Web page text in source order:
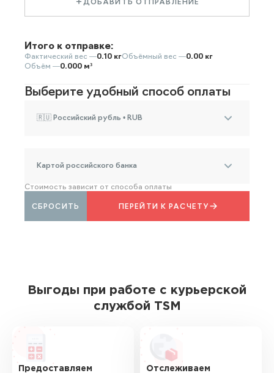
ДОБАВИТЬ ОТПРАВЛЕНИЕ
Итого к отправке:
Фактический вес —0.10 кгОбъёмный вес —0.00 кг
Объём —0.000 м³
Выберите удобный способ оплаты
🇷🇺 Российский рубль • RUB
Картой российского банка
Стоимость зависит от способа оплаты
ПЕРЕЙТИ К РАСЧЕТУ
СБРОСИТЬ
Выгоды при работе с курьерской
службой TSM
Предоставляем
Отслеживаем